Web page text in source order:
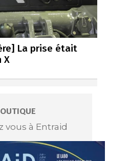
La prise était
X
vous à Entraid